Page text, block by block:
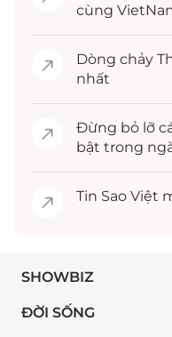
cùng
Dòng chảy
nhất
Đừng bỏ lỡ
bật trong
Tin Sao Việt
SHOWBIZ
ĐỜI SỐNG